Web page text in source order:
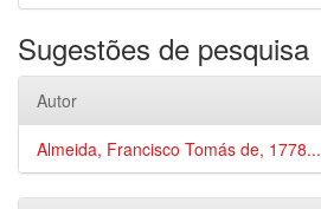
Sugestões de pesquisa
Autor
Almeida, Francisco Tomás de, 1778...